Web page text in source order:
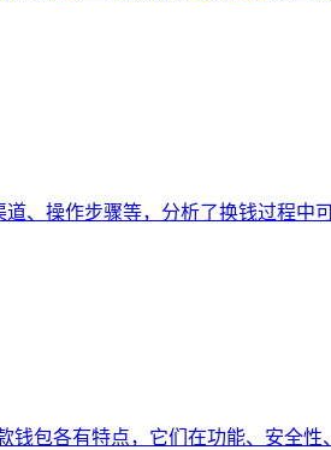
、操作步骤等，分析了换钱过程中
包各有特点，它们在功能、安全性